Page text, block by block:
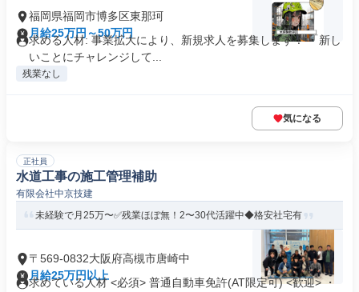
福岡県福岡市博多区東那珂
月給25万円～50万円
求める人材: 事業拡大により、新規求人を募集します！ 「新し
いことにチャレンジして...
残業なし
気になる
正社員
水道工事の施工管理補助
有限会社中京技建
未経験で月25万〜✅残業ほぼ無！2〜30代活躍中◆格安社宅有
〒569-0832大阪府高槻市唐崎中
月給25万円以上
求めている人材 <必須> 普通自動車免許(AT限定可) <歓迎> ・